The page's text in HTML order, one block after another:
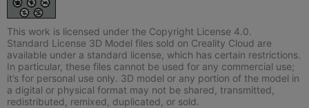
This work is licensed under the Copyright License 4.0.
Standard License 3D Model files sold on Creality Cloud are
available under a standard license, which has certain restrictions.
In particular, these files cannot be used for any commercial use;
it’s for personal use only. 3D model or any portion of the model in
a digital or physical format may not be shared, transmitted,
redistributed, remixed, duplicated, or sold.